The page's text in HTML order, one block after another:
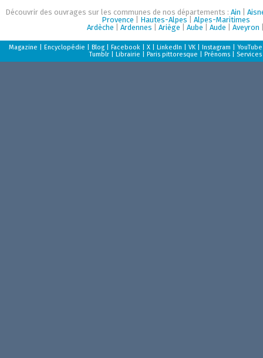
Découvrir des ouvrages sur les communes de nos départements :Ain |
Provence
Hautes-Alpes
Alpes-Maritimes
Ardèche |Ardennes |Ariège |Aube |Aude |Aveyron
Magazine |Encyclopédie |Blog |Facebook |X |LinkedIn |VK |Instagram |YouTube
Tumblr |Librairie |Paris pittoresque |Prénoms Services